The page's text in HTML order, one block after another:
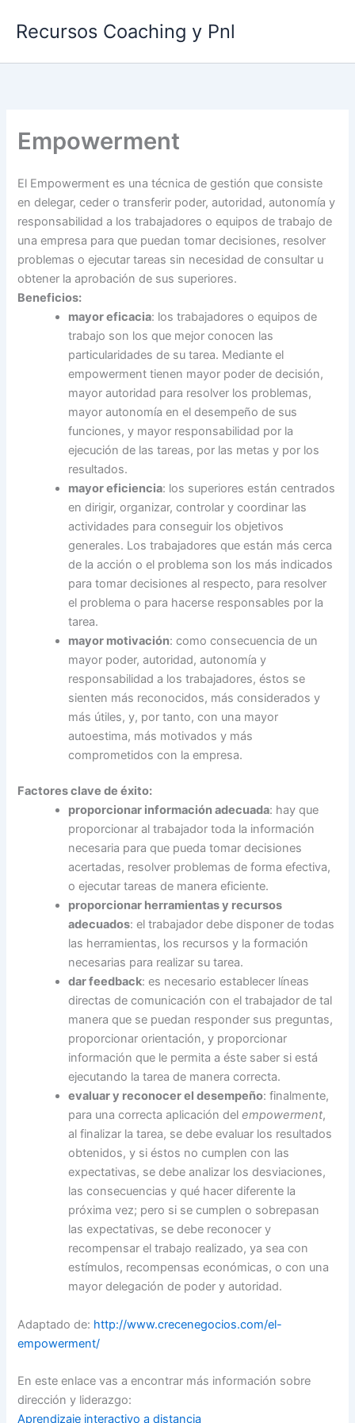
Recursos Coaching y Pnl
Empowerment
El Empowerment es una técnica de gestión que consiste
en delegar, ceder o transferir poder, autoridad, autonomía y
responsabilidad a los trabajadores o equipos de trabajo de
una empresa para que puedan tomar decisiones, resolver
problemas o ejecutar tareas sin necesidad de consultar u
obtener la aprobación de sus superiores.
Beneficios:
mayor eficacia: los trabajadores o equipos de
trabajo son los que mejor conocen las
particularidades de su tarea. Mediante el
empowerment tienen mayor poder de decisión,
mayor autoridad para resolver los problemas,
mayor autonomía en el desempeño de sus
funciones, y mayor responsabilidad por la
ejecución de las tareas, por las metas y por los
resultados.
mayor eficiencia: los superiores están centrados
en dirigir, organizar, controlar y coordinar las
actividades para conseguir los objetivos
generales. Los trabajadores que están más cerca
de la acción o el problema son los más indicados
para tomar decisiones al respecto, para resolver
el problema o para hacerse responsables por la
tarea.
mayor motivación: como consecuencia de un
mayor poder, autoridad, autonomía y
responsabilidad a los trabajadores, éstos se
sienten más reconocidos, más considerados y
más útiles, y, por tanto, con una mayor
autoestima, más motivados y más
comprometidos con la empresa.
Factores clave de éxito:
proporcionar información adecuada: hay que
proporcionar al trabajador toda la información
necesaria para que pueda tomar decisiones
acertadas, resolver problemas de forma efectiva,
o ejecutar tareas de manera eficiente.
proporcionar herramientas y recursos
adecuados: el trabajador debe disponer de todas
las herramientas, los recursos y la formación
necesarias para realizar su tarea.
dar feedback: es necesario establecer líneas
directas de comunicación con el trabajador de tal
manera que se puedan responder sus preguntas,
proporcionar orientación, y proporcionar
información que le permita a éste saber si está
ejecutando la tarea de manera correcta.
evaluar y reconocer el desempeño: finalmente,
para una correcta aplicación delempowerment,
al finalizar la tarea, se debe evaluar los resultados
obtenidos, y si éstos no cumplen con las
expectativas, se debe analizar los desviaciones,
las consecuencias y qué hacer diferente la
próxima vez; pero si se cumplen o sobrepasan
las expectativas, se debe reconocer y
recompensar el trabajo realizado, ya sea con
estímulos, recompensas económicas, o con una
mayor delegación de poder y autoridad.
Adaptado de: http://www.crecenegocios.com/el-
empowerment/
En este enlace vas a encontrar más información sobre
dirección y liderazgo:
Aprendizaje interactivo a distancia